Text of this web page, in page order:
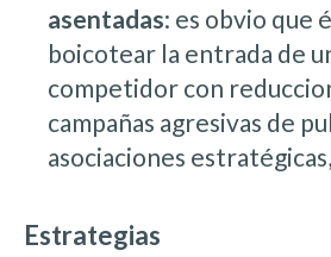
asentadas: es obvio que
boicotear la entrada de
competidor con
campañas agresivas de
asociaciones
Estrategias